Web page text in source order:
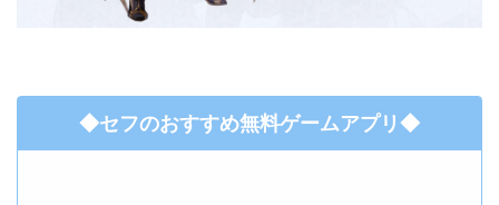
◆セフのおすすめ無料ゲームアプリ◆